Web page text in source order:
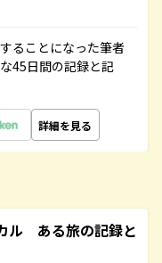
ることになった筆者
45日間の記録と記
詳細を見る
ル ある旅の記録と